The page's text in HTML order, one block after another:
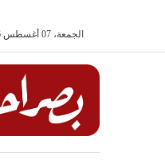
الجمعة، 07 أغسطس 2026